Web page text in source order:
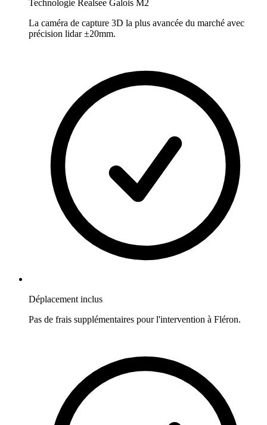
Technologie Realsee Galois M2
La caméra de capture 3D la plus avancée du marché avec
précision lidar ±20mm.
Déplacement inclus
Pas de frais supplémentaires pour l'intervention à Fléron.